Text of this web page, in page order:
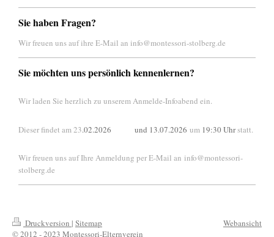
Sie haben Fragen?
Wir freuen uns auf ihre E-Mail an info@montessori-stolberg.de
Sie möchten uns persönlich kennenlernen?
Wir laden Sie herzlich zu unserem Anmelde-Infoabend ein.
Dieser findet am 23.02.2026 und 13.07.2026 um 19:30 Uhrstatt.
Wir freuen uns auf Ihre Anmeldung per E-Mail an info@montessori-
stolberg.de
Druckversion | Sitemap
© 2012 - 2023 Montessori-Elternverein
Webansicht